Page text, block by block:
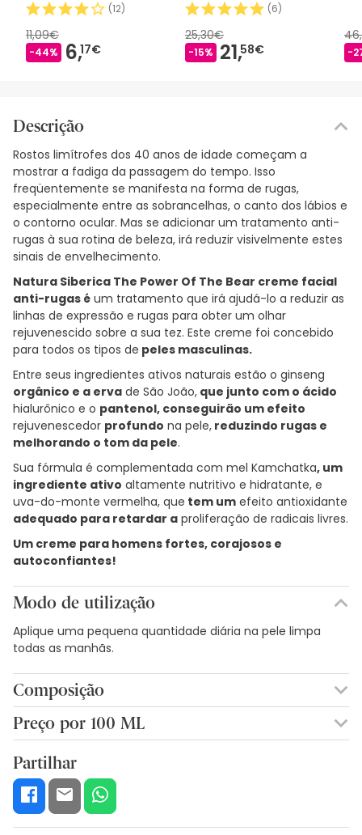
(12)
11,09€
-44% 6,17€
(6)
25,30€
-15% 21,58€ -
Descrição
Rostos limítrofes dos 40 anos de idade começam a
mostrar a fadiga da passagem do tempo. Isso
freqüentemente se manifesta na forma de rugas,
especialmente entre as sobrancelhas, o canto dos lábios e
o contorno ocular. Mas se adicionar um tratamento anti-
rugas à sua rotina de beleza, irá reduzir visivelmente estes
sinais de envelhecimento.
Natura Siberica The Power Of The Bear creme facial
anti-rugas é um tratamento que irá ajudá-lo a reduzir as
linhas de expressão e rugas para obter um olhar
rejuvenescido sobre a sua tez. Este creme foi concebido
para todos os tipos de peles masculinas.
Entre seus ingredientes ativos naturais estão o ginseng
orgânico e a erva de São João, que junto com o ácido
hialurônico e o pantenol, conseguirão um efeito
rejuvenescedor profundo na pele, reduzindo rugas e
melhorando o tom da pele.
Sua fórmula é complementada com mel Kamchatka, um
ingrediente ativo altamente nutritivo e hidratante, e
uva-do-monte vermelha, que tem um efeito antioxidante
adequado para retardar a proliferação de radicais livres.
Um creme para homens fortes, corajosos e
autoconfiantes!
Modo de utilização
Aplique uma pequena quantidade diária na pele limpa
todas as manhãs.
Composição
AQUA, ÁLCOOL CETEARÍLICO, BUTIROSPERMUM, MANTEIGA
PARKII, ÉTER DICAPRÍLICO, ESTEARATO DE CETERILO,
AMIDO HIDROGENADO, GLUCÓSIDO DE CETEARILO,
EXTRACTO DE RAIZ DE PANAX GINSENG*, EXTRACTO DE FOLHA
DE ARCTOSTAPHYLOS UVA URSI, EXTRACTO DE HIPERICUM
PERFORATUM*, EXTRACTO DE MEL*, EXTRACTO DE RAIZ DE
Preço por 100 ML
Partilhar